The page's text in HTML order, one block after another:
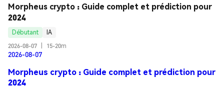
Morpheus crypto : Guide complet et prédiction pour
2024
Débutant
IA
2026-08-07
15-20m
2026-08-07
Morpheus crypto : Guide complet et prédiction pour
2024